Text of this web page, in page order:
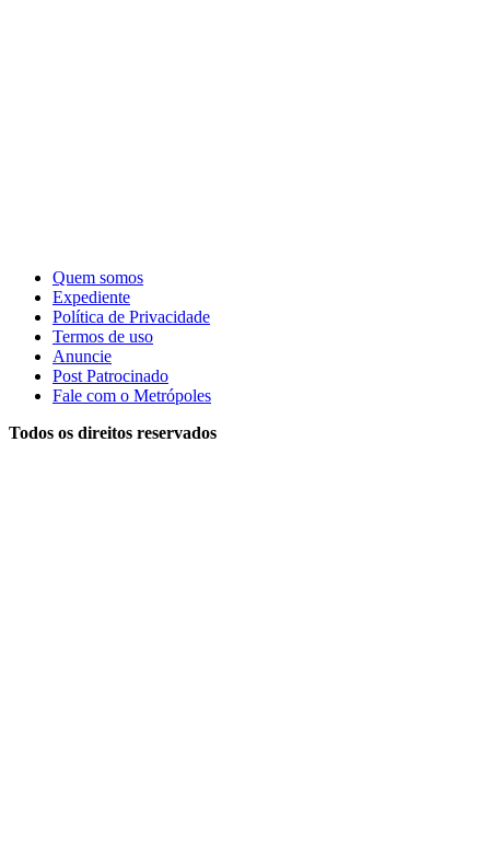
Quem somos
Expediente
Política de Privacidade
Termos de uso
Anuncie
Post Patrocinado
Fale com o Metrópoles
Todos os direitos reservados